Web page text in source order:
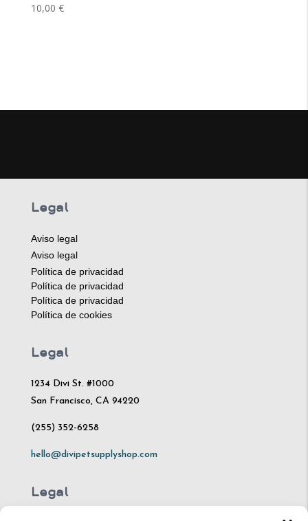
10,00 €
Legal
Aviso legal
Aviso legal
Política de privacidad
Política de privacidad
Política de privacidad
Política de cookies
Legal
1234 Divi St. #1000
San Francisco, CA 94220
(255) 352-6258
hello@divipetsupplyshop.com
Legal